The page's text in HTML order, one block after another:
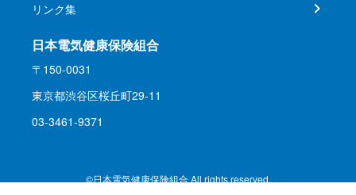
リンク集
日本電気健康保険組合
〒150-0031
東京都渋谷区桜丘町29-11
03-3461-9371
©日本電気健康保険組合 All rights reserved.